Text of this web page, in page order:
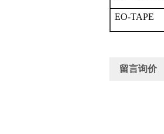
EO-TAPE
留言询价